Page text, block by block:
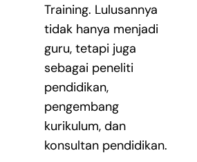
Training. Lulusannya
tidak hanya menjadi
guru, tetapi juga
sebagai peneliti
pendidikan,
pengembang
kurikulum, dan
konsultan pendidikan.